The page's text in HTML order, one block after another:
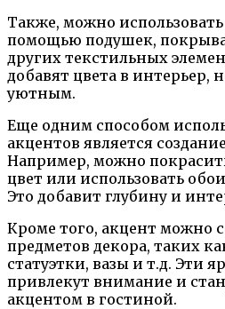
Также, можно
помощью подушек,
других текстильных
добавят цвета в интерьер,
уютным.
Еще одним способом
акцентов является
Например, можно
цвет или использовать
Это добавит глубину и
Кроме того, акцент можно
предметов декора, таких
статуэтки, вазы и т.д. Эти
привлекут внимание и
акцентом в гостиной.